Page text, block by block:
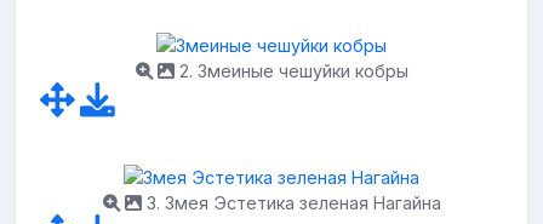
2. Змеиные чешуйки кобры
3. Змея Эстетика зеленая Нагайна